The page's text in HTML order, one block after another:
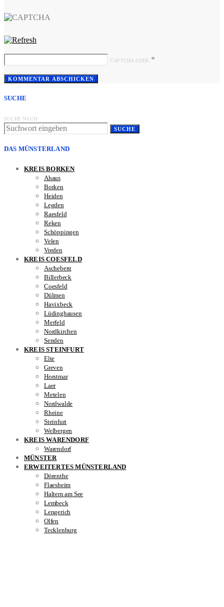
CAPTCHA CODE *
SUCHE
SUCHE NACH:
SUCHE
DAS MÜNSTERLAND
KREIS BORKEN
Ahaus
Borken
Heiden
Legden
Raesfeld
Reken
Schöppingen
Velen
Vreden
KREIS COESFELD
Ascheberg
Billerbeck
Coesfeld
Dülmen
Havixbeck
Lüdinghausen
Merfeld
Nordkirchen
Senden
KREIS STEINFURT
Elte
Greven
Horstmar
Laer
Metelen
Nordwalde
Rheine
Steinfurt
Welbergen
KREIS WARENDORF
Warendorf
MÜNSTER
ERWEITERTES MÜNSTERLAND
Dörenthe
Flaesheim
Haltern am See
Lembeck
Lengerich
Olfen
Tecklenburg